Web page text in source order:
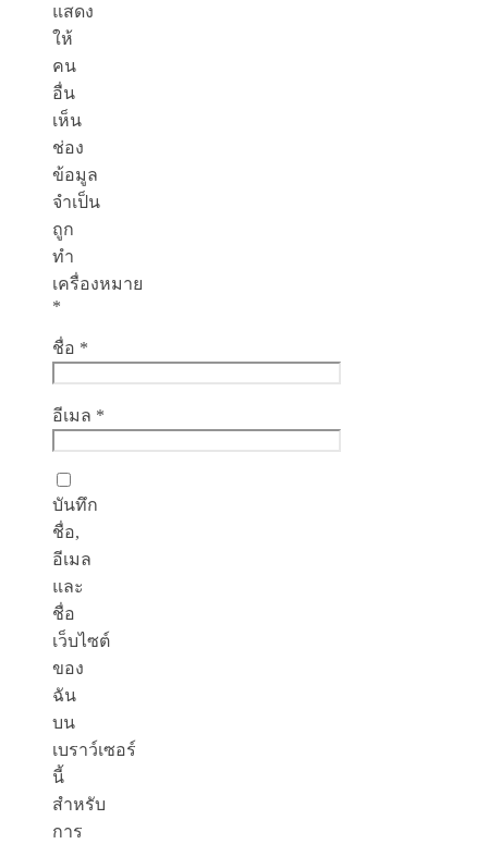
แสดง
ให้
คน
อื่น
เห็น
ช่อง
ข้อมูล
จำเป็น
ถูก
ทำ
เครื่องหมาย
*
ชื่อ *
อีเมล *
บันทึก
ชื่อ,
อีเมล
และ
ชื่อ
เว็บไซต์
ของ
ฉัน
บน
เบราว์เซอร์
นี้
สำหรับ
การ